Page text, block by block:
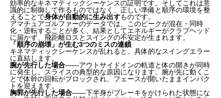
効率的なキネマティックシーケンスの証明です。そしてこれは意
識的に制御して作るものではなく、正しい準備と順序の環境を整
えることで身体が自動的に生み出すものです。
アマチュアゴルファーのデータでは、このピークが混在・同時
化・逆転することが多く、結果としてエネルギーがクラブヘッド
に届かず、飛距離ロスとスイングの不安定が生まれます。
「順序の崩壊」が生む3つのミスの連鎖
キネマティックシーケンスが乱れると、具体的なスイングエラー
に直結します。
腕が先行した場合——アウトサイドインの軌道と体の開きが同時
に発生し、スライスの典型的な原因になります。腕が先に動くこ
とで体幹の回転がブロックされ、フェースが開いたままインパク
トを迎えます。
胸郭が先行した場合——下半身がブレーキをかけられた状態にな